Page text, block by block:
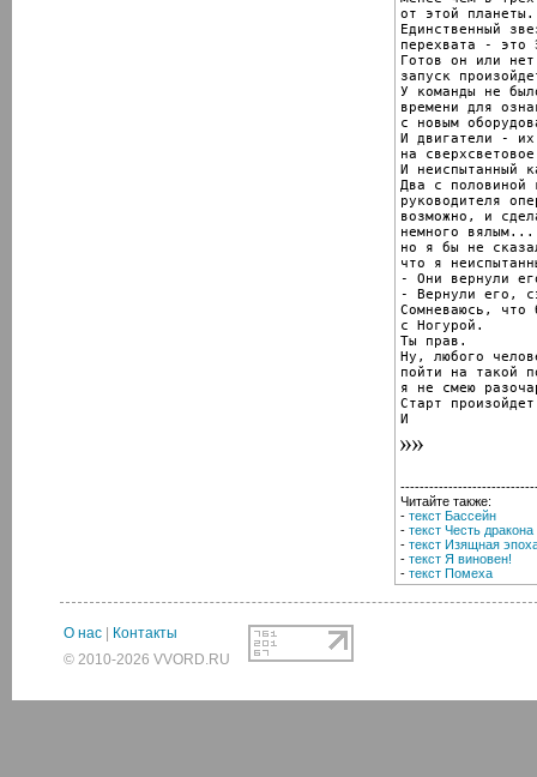
от этой планеты.
Единственный
перехвата - это
Готов он или
запуск
У команды не
времени для
с новым
И двигатели -
на
И неиспытанный
Два с половиной
руководителя
возможно, и
немного вялым...
но я бы не
что я
- Они вернули
- Вернули его,
Сомневаюсь, что
с Ногурой.
Ты прав.
Ну, любого
пойти на такой
я не смею
Старт
И
Читайте также:
- текст Бассейн
- текст Честь дракона
- текст Изящная
- текст Я виновен!
- текст Помеха
О нас
Контакты
© 2010-2026 VVORD.RU